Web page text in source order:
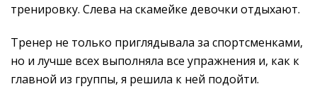
тренировку. Слева на скамейке девочки отдыхают.
Тренер не только приглядывала за спортсменками,
но и лучше всех выполняла все упражнения и, как к
главной из группы, я решила к ней подойти.